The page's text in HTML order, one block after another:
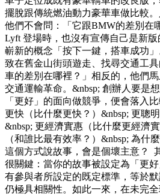
擺脫跟傳統燃油動力豪華車做比較
他們不會問：「它跟BMW的差別在
Lyft 登場時，也沒有宣傳自己是新
嶄新的概念「按下一鍵，搭車成功
致在舊金山街頭遊走、找尋交通工
車的差別在哪裡？」相反的，他們
交通運輸革命。&nbsp; 創辦人要是
「更好」的面向做競爭，便會落入
更快（比什麼更快？）&nbsp; 更聰
&nbsp; 更經濟實惠（比什麼更經濟
（和誰比最有效率？）&nbsp; 為什
這個方式說故事，會是個壞主意？
很關鍵：當你的故事被設定為「更
有參與者所設定的既定標準，等於
仍極具相關性。如此一來，在未完